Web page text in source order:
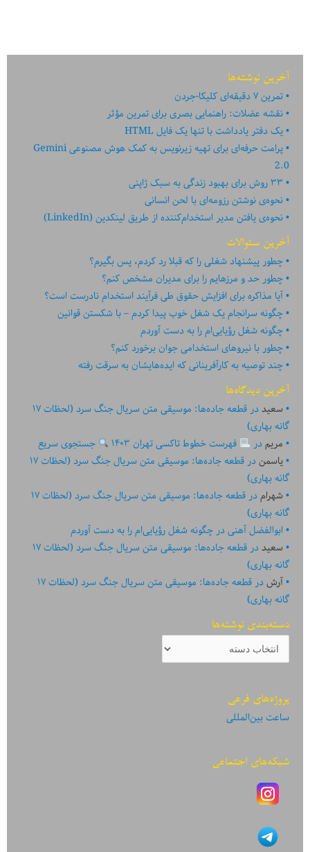
آخرین نوشته‌ها
تمرین ۷ دقیقه‌ای کلیکا-جردن
نقشه عضلات: راهنمایی بصری برای تمرین مؤثر
یک دفتر یادداشت با تنها یک فایل HTML
پرامت حرفه‌ای برای تهیه زیرنویس به کمک هوش مصنوعی Gemini
2.0
۳۳ روش برای بهبود زندگی به سبک ژاپنی
نحوه‌ی نوشتن رزومه‌ای با لحن انسانی
نحوه‌ی یافتن مدیر استخدام‌کننده از طریق لینکدین (LinkedIn)
آخرین سئوالات
چطور پیشنهاد شغلی را که قبلا رد کردم، پس بگیرم؟
چطور حد و مرزهایم را برای مدیران مشخص کنم؟
آیا مذاکره برای افزایش حقوق طی فرآیند استخدام نادرست است؟
چگونه سرانجام یک شغل خوب پیدا کردم – با شکستن قوانین
چگونه شغل رؤیایی‌ام را به دست آوردم
چطور با نیروهای استخدامی جوان برخورد کنم؟
چند توصیه به کارآفرینانی که ایده‏‏‌‏‏‌هایشان به سرقت رفته
آخرین دیدگاه‌ها
سعیددر
قطعه جاده‌ها: موسیقی متن سریال جنگ سرد (لحظات ۱۷
گانه بهاری)
مریمدر فهرست خطوط تاکسی تهران ۱۴۰۳
جستجوی سریع
یاسمندر
قطعه جاده‌ها: موسیقی متن سریال جنگ سرد (لحظات ۱۷
گانه بهاری)
شهرامدر
قطعه جاده‌ها: موسیقی متن سریال جنگ سرد (لحظات ۱۷
گانه بهاری)
ابوالفضل آهنیدرچگونه شغل رؤیایی‌ام را به دست آوردم
سعیددر
قطعه جاده‌ها: موسیقی متن سریال جنگ سرد (لحظات ۱۷
گانه بهاری)
آرشدر
قطعه جاده‌ها: موسیقی متن سریال جنگ سرد (لحظات ۱۷
گانه بهاری)
دسته‌بندی نوشته‌ها
دسته‌بندی
نوشته‌ها
پروژه‌های فرعی
ساعت بین‌المللی
شبکه‌های اجتماعی